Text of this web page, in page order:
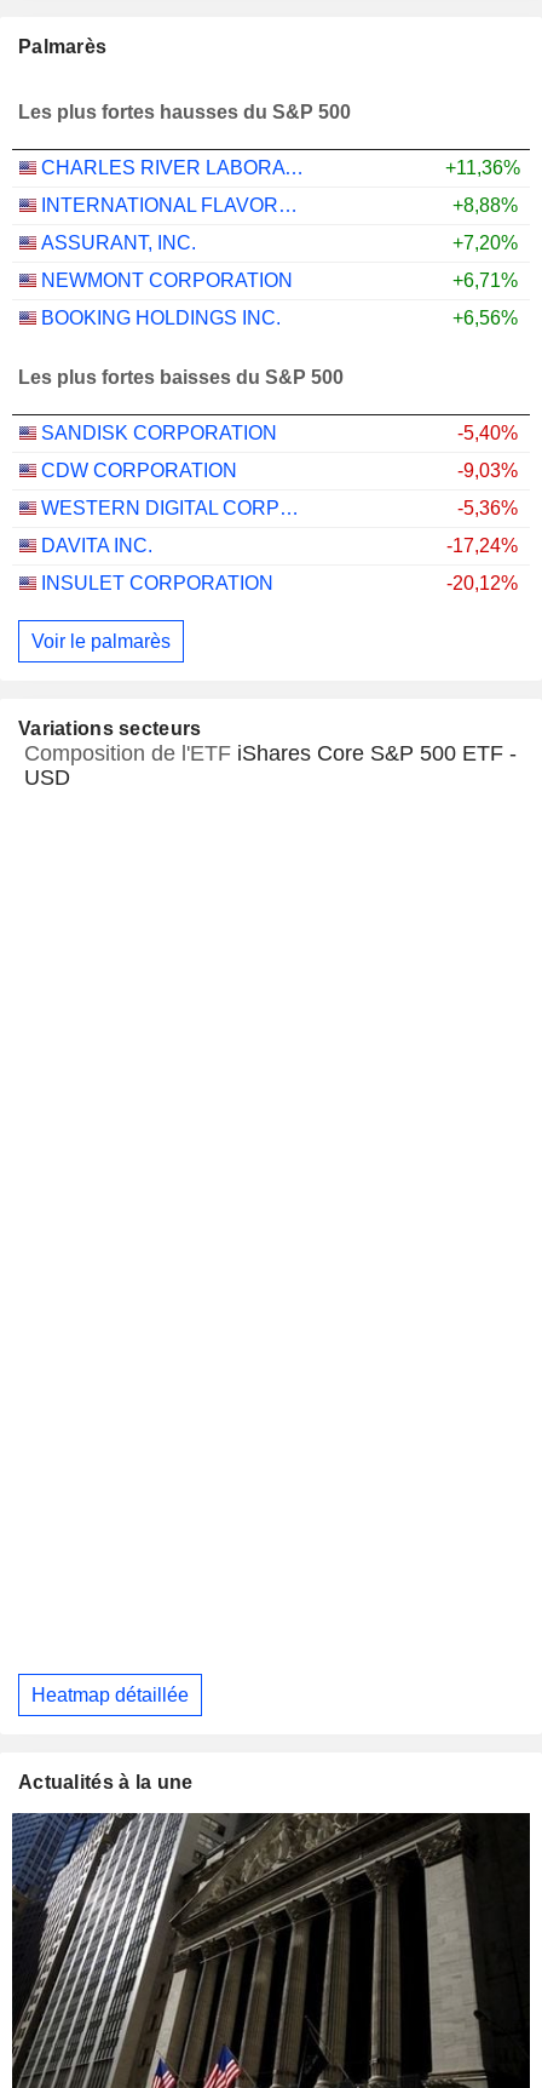
Palmarès
Les plus fortes hausses du S&P 500
CHARLES RIVER LABORATORIES INTERNATIONAL, INC.
+11,36%
INTERNATIONAL FLAVORS & FRAGRANCES INC.
+8,88%
ASSURANT, INC.
+7,20%
NEWMONT CORPORATION
+6,71%
BOOKING HOLDINGS INC.
+6,56%
Les plus fortes baisses du S&P 500
SANDISK CORPORATION
-5,40%
CDW CORPORATION
-9,03%
WESTERN DIGITAL CORPORATION
-5,36%
DAVITA INC.
-17,24%
INSULET CORPORATION
-20,12%
Voir le palmarès
Variations secteurs
Composition de l'ETF iShares Core S&P 500 ETF -
USD
Heatmap détaillée
Actualités à la une